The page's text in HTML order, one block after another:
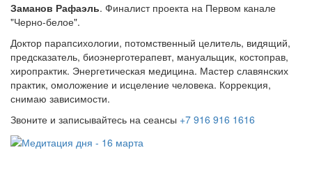
Заманов Рафаэль. Финалист проекта на Первом канале
"Черно-белое".
Доктор парапсихологии, потомственный целитель, видящий,
предсказатель, биоэнерготерапевт, мануальщик, костоправ,
хиропрактик. Энергетическая медицина. Мастер славянских
практик, омоложение и исцеление человека. Коррекция,
снимаю зависимости.
Звоните и записывайтесь на сеансы +7 916 916 1616